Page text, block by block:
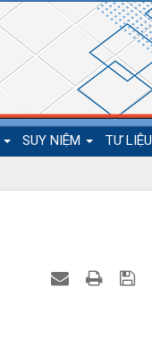
SUY NIỆM TƯ LIỆU